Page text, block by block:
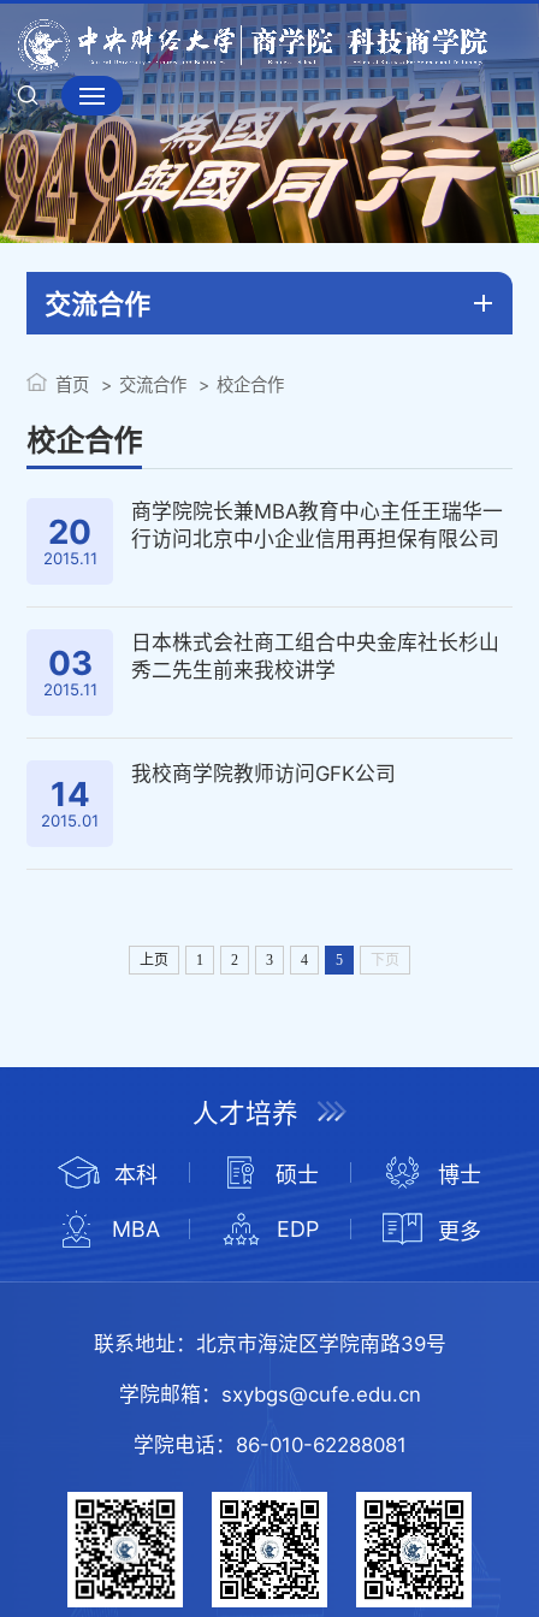
交流合作
校企合作
首页 交流合作 校企合作
20
2015.11
商学院院长兼MBA教育中心主任王瑞华一
行访问北京中小企业信用再担保有限公司
03
2015.11
日本株式会社商工组合中央金库社长杉山
秀二先生前来我校讲学
14
2015.01
我校商学院教师访问GFK公司
上页 1 2 3 4 5 下页
人才培养
本科 硕士 博士
MBA EDP 更多
联系地址： 北京市海淀区学院南路39号
学院邮箱： sxybgs@cufe.edu.cn
学院电话： 86-010-62288081